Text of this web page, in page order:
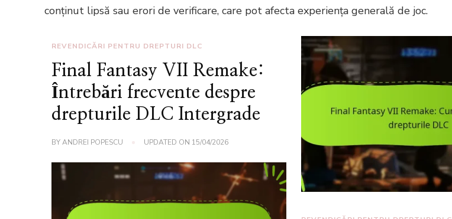
conținut lipsă sau erori de verificare, care pot afecta experiența generală de joc.
REVENDICĂRI PENTRU DREPTURI DLC
Final Fantasy VII Remake:
Întrebări frecvente despre
drepturile DLC Intergrade
BYANDREI POPESCU UPDATED ON 15/04/2026